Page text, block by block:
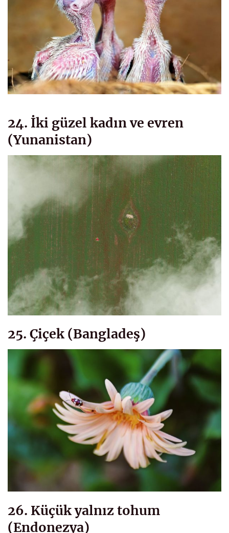
24. İki güzel kadın ve evren
(Yunanistan)
25. Çiçek (Bangladeş)
26. Küçük yalnız tohum
(Endonezya)